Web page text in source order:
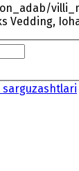
Vedding,
sarguzashtlari